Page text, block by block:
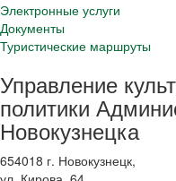
Электронные услуги
Документы
Туристические маршруты
Управление
политики
Новокузнецка
654018 г. Новокузнецк,